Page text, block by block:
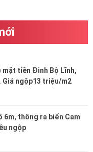
mặt tiền Đinh Bộ Lĩnh,
Giá ngộp13 triệu/m2
thông ra biển Cam
ngộp